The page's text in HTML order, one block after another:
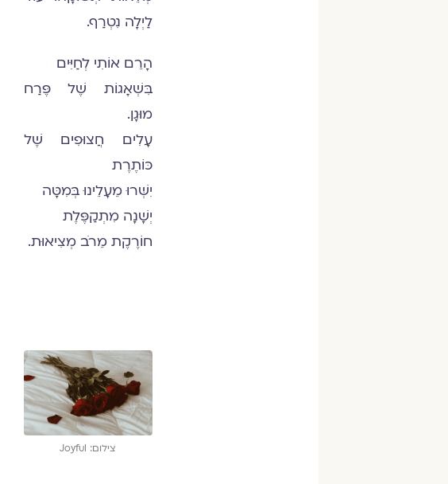
לַיְלָה נִטְרַף.
הָרֵם אוֹתִי לְחַיִּים
בִּשְׁאָגוֹת שֶׁל פֶּרַח
מוּגָן.
עָלִים חֲצוּפִים שֶׁל
כּוֹתֶרֶת
יִשְּׁרוּ מֵעָלֵינוּ בְּמִטָּה
יְשָׁנָה מִתְקַפֶּלֶת
חוֹרֶקֶת מֵרֹב מְצִיאוּת.
צילום: Joyful